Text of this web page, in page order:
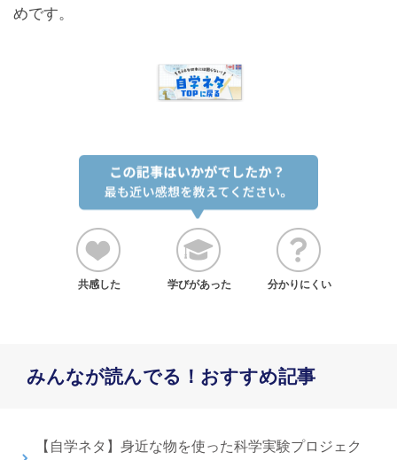
めです。
共感した 学びがあった 分かりにくい
みんなが読んでる！おすすめ記事
【自学ネタ】身近な物を使った科学実験プロジェク